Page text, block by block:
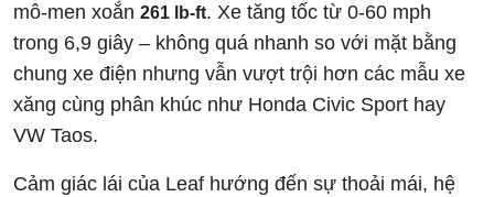
mô-men xoắn 261 lb-ft. Xe tăng tốc từ 0-60 mph
trong 6,9 giây – không quá nhanh so với mặt bằng
chung xe điện nhưng vẫn vượt trội hơn các mẫu xe
xăng cùng phân khúc như Honda Civic Sport hay
VW Taos.
Cảm giác lái của Leaf hướng đến sự thoải mái, hệ